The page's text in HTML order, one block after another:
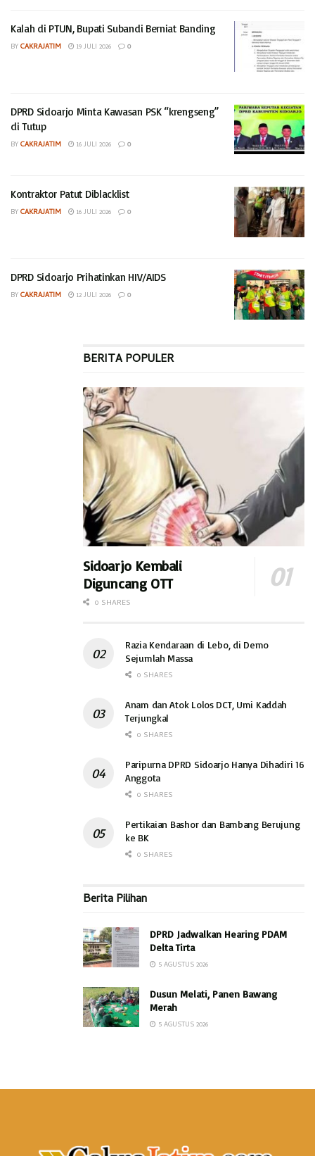
Kalah di PTUN, Bupati Subandi Berniat Banding
BYCAKRAJATIM 19 JULI 2026 0
DPRD Sidoarjo Minta Kawasan PSK “krengseng”
di Tutup
BYCAKRAJATIM 16 JULI 2026 0
Kontraktor Patut Diblacklist
BYCAKRAJATIM 16 JULI 2026 0
DPRD Sidoarjo Prihatinkan HIV/AIDS
BYCAKRAJATIM 12 JULI 2026 0
BERITA POPULER
Sidoarjo Kembali
Diguncang OTT
0 SHARES
Razia Kendaraan di Lebo, di Demo
Sejumlah Massa
0 SHARES
Anam dan Atok Lolos DCT, Umi Kaddah
Terjungkal
0 SHARES
Paripurna DPRD Sidoarjo Hanya Dihadiri 16
Anggota
0 SHARES
Pertikaian Bashor dan Bambang Berujung
ke BK
0 SHARES
Berita Pilihan
DPRD Jadwalkan Hearing PDAM
Delta Tirta
5 AGUSTUS 2026
Dusun Melati, Panen Bawang
Merah
5 AGUSTUS 2026